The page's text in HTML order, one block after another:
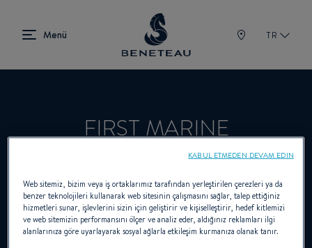
TR
FIRST MARINE
Satıcı Sailboats, In-board, Out-board, First
için BENETEAU
Web sitemiz, bizim veya iş ortaklarımız tarafından yerleştirilen çerezleri ya da
benzer teknolojileri kullanarak web sitesinin çalışmasını sağlar, talep ettiğiniz
hizmetleri sunar, işlevlerini sizin için geliştirir ve kişiselleştirir, hedef kitlemizi
ve web sitemizin performansını ölçer ve analiz eder, aldığınız reklamları ilgi
alanlarınıza göre uyarlayarak sosyal ağlarla etkileşim kurmanıza olanak tanır.
KABUL ETMEDEN DEVAM EDIN